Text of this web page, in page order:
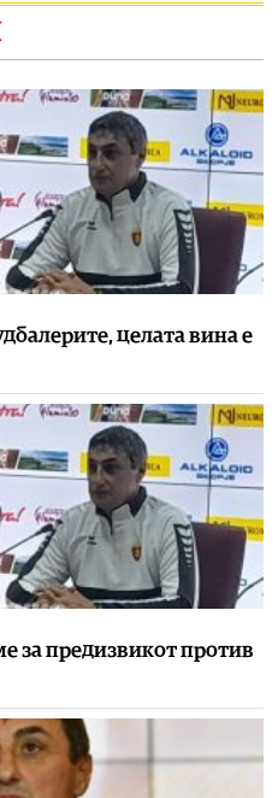
целата вина е
за предизвикот против